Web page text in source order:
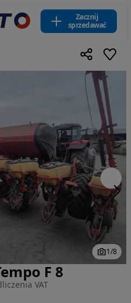
Zacznij
sprzedawać
1/8
F 8
VAT